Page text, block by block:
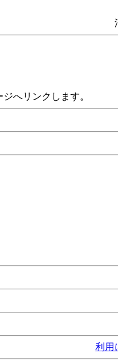
へリンクします。
利用